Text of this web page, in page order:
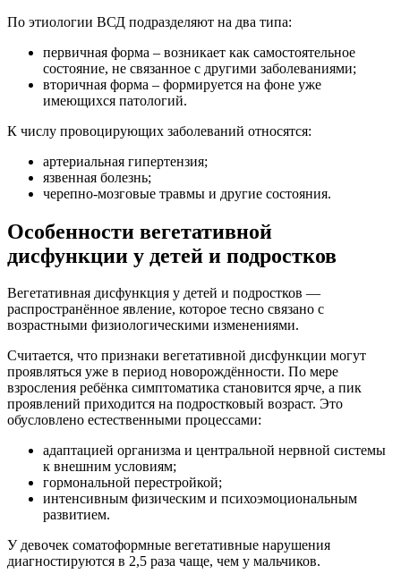
По этиологии ВСД подразделяют на два типа:
первичная форма – возникает как самостоятельное
состояние, не связанное с другими заболеваниями;
вторичная форма – формируется на фоне уже
имеющихся патологий.
К числу провоцирующих заболеваний относятся:
артериальная гипертензия;
язвенная болезнь;
черепно‑мозговые травмы и другие состояния.
Особенности вегетативной
дисфункции у детей и подростков
Вегетативная дисфункция у детей и подростков —
распространённое явление, которое тесно связано с
возрастными физиологическими изменениями.
Считается, что признаки вегетативной дисфункции могут
проявляться уже в период новорождённости. По мере
взросления ребёнка симптоматика становится ярче, а пик
проявлений приходится на подростковый возраст. Это
обусловлено естественными процессами:
адаптацией организма и центральной нервной системы
к внешним условиям;
гормональной перестройкой;
интенсивным физическим и психоэмоциональным
развитием.
У девочек соматоформные вегетативные нарушения
диагностируются в 2,5 раза чаще, чем у мальчиков.